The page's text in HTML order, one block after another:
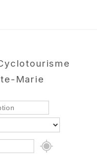
Marie